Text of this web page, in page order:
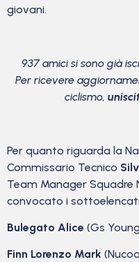
giovani.
937 amici si sono già
Per ricevere
ciclismo,
Per quanto riguarda la
Commissario Tecnico
Team Manager Squadre
convocato i
Bulegato Alice (Gs
Finn Lorenzo Mark